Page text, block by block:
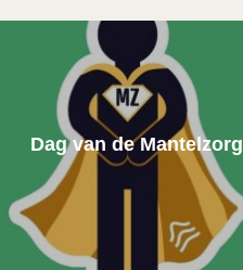
Dag van de Mantelzorg